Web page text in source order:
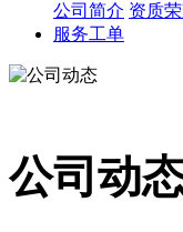
公司简介 资质
服务工单
公司动